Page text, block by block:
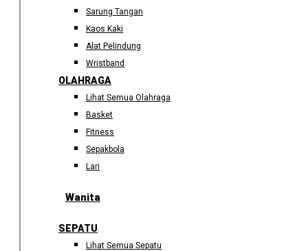
Sarung Tangan
Kaos Kaki
Alat Pelindung
Wristband
OLAHRAGA
Lihat Semua Olahraga
Basket
Fitness
Sepakbola
Lari
Wanita
SEPATU
Lihat Semua Sepatu